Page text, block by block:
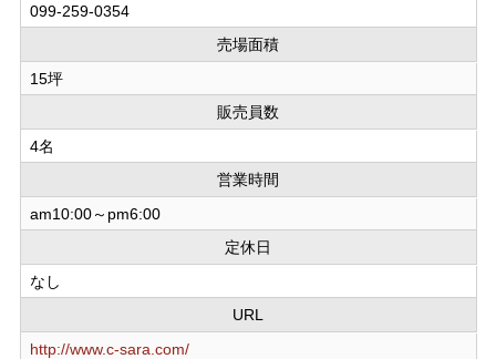
099-259-0354
売場面積
15坪
販売員数
4名
営業時間
am10:00～pm6:00
定休日
なし
URL
http://www.c-sara.com/